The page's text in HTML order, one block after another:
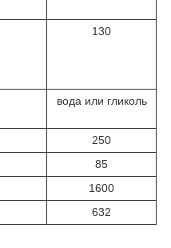
130
вода или гликоль
250
85
1600
632